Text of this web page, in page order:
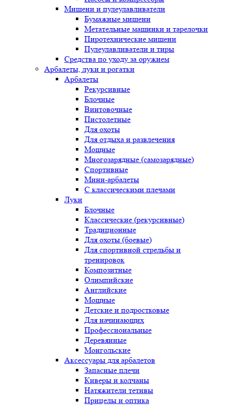
Мишени и пулеулавливатели
Бумажные мишени
Метательные машинки и тарелочки
Пиротехнические мишени
Пулеулавливатели и тиры
Средства по уходу за оружием
Арбалеты, луки и рогатки
Арбалеты
Рекурсивные
Блочные
Винтовочные
Пистолетные
Для охоты
Для отдыха и развлечения
Мощные
Многозарядные (самозарядные)
Спортивные
Мини-арбалеты
С классическими плечами
Луки
Блочные
Классические (рекурсивные)
Традиционные
Для охоты (боевые)
Для спортивной стрельбы и
тренировок
Композитные
Олимпийские
Английские
Мощные
Детские и подростковые
Для начинающих
Профессиональные
Деревянные
Монгольские
Аксессуары для арбалетов
Запасные плечи
Киверы и колчаны
Натяжители тетивы
Прицелы и оптика